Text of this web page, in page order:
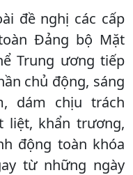
đề nghị các cấp
Đảng bộ Mặt
Trung ương tiếp
chủ động, sáng
dám chịu trách
liệt, khẩn trương,
động toàn khóa
từ những ngày